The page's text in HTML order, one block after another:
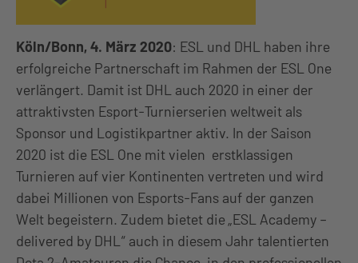
Köln/Bonn, 4. März 2020: ESL und DHL haben ihre
erfolgreiche Partnerschaft im Rahmen der ESL One
verlängert. Damit ist DHL auch 2020 in einer der
attraktivsten Esport-Turnierserien weltweit als
Sponsor und Logistikpartner aktiv. In der Saison
2020 ist die ESL One mit vielen erstklassigen
Turnieren auf vier Kontinenten vertreten und wird
dabei Millionen von Esports-Fans auf der ganzen
Welt begeistern. Zudem bietet die „ESL Academy –
delivered by DHL“ auch in diesem Jahr talentierten